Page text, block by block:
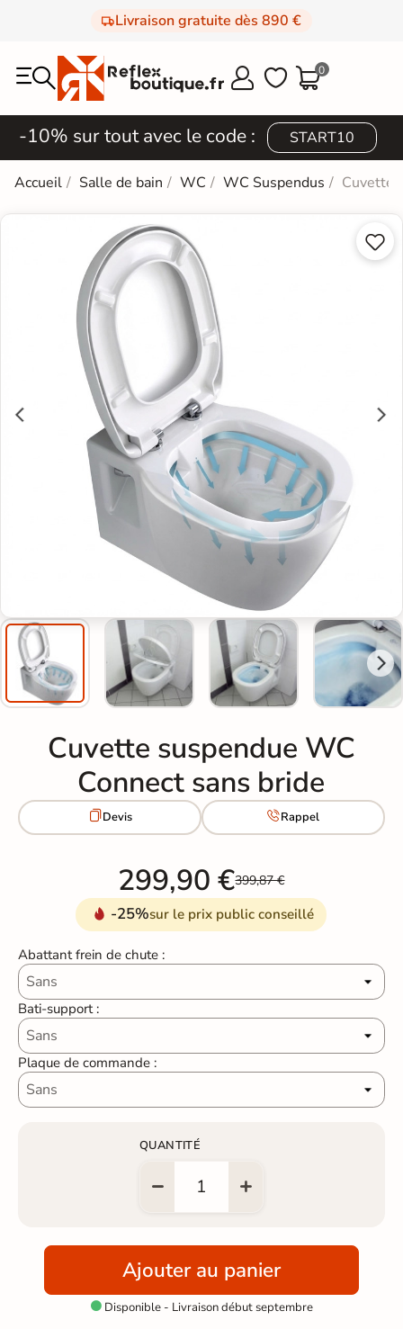
Livraison gratuite dès 890 €
  0
-10% sur tout avec le code : START10
Accueil Salle de bain WC WC Suspendus Cuvette


Cuvette suspendue WC
Connect sans bride
Devis Rappel
299,90 €399,87 €
-25%sur le prix public conseillé
Abattant frein de chute :
Bati-support :
Plaque de commande :
QUANTITÉ
Ajouter au panier
Disponible - Livraison début septembre